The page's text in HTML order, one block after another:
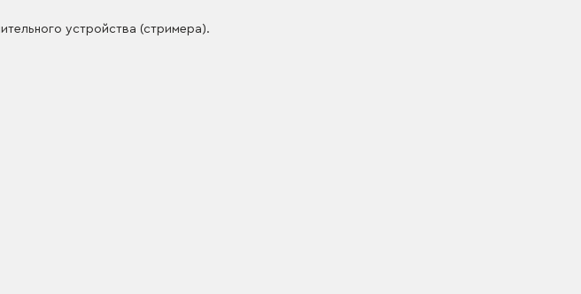
устройства (стримера).